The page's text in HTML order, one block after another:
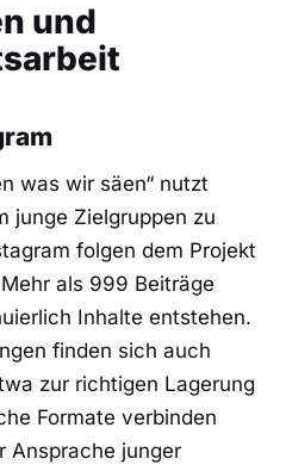
und
was wir säen“ nutzt
junge Zielgruppen zu
folgen dem Projekt
als 999 Beiträge
Inhalte entstehen.
finden sich auch
zur richtigen Lagerung
Formate verbinden
Ansprache junger